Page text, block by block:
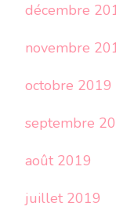
décembre
novembre
octobre 2019
septembre
août 2019
juillet 2019